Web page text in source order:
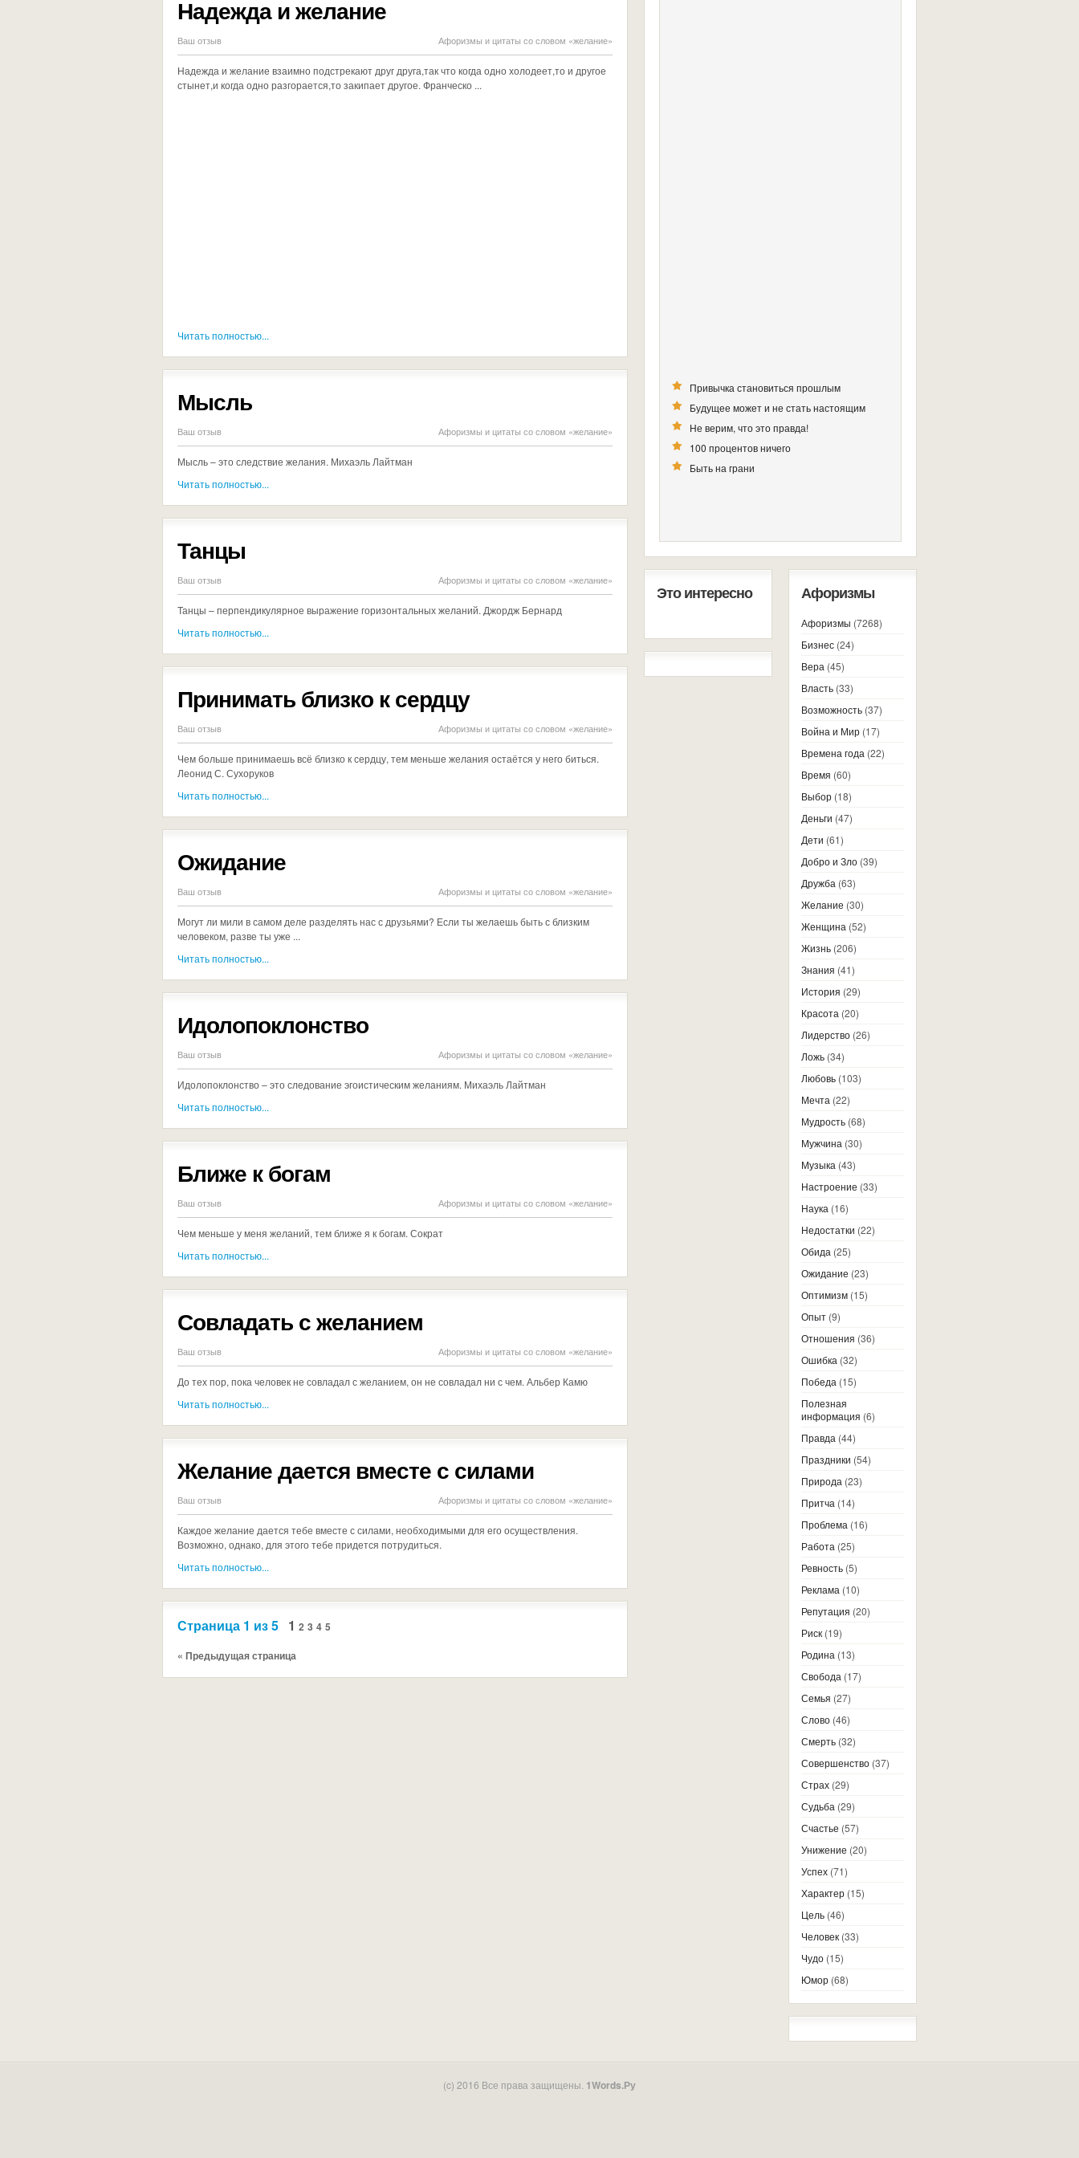
Надежда и желание
Ваш отзыв Афоризмы и цитаты со словом «желание»
Надежда и желание взаимно подстрекают друг друга,так что когда одно холодеет,то и другое
стынет,и когда одно разгорается,то закипает другое. Франческо ...
Читать полностью...
Мысль
Ваш отзыв Афоризмы и цитаты со словом «желание»
Мысль – это следствие желания. Михаэль Лайтман
Читать полностью...
Танцы
Ваш отзыв Афоризмы и цитаты со словом «желание»
Танцы – перпендикулярное выражение горизонтальных желаний. Джордж Бернард
Читать полностью...
Принимать близко к сердцу
Ваш отзыв Афоризмы и цитаты со словом «желание»
Чем больше принимаешь всё близко к сердцу, тем меньше желания остаётся у него биться.
Леонид С. Сухоруков
Читать полностью...
Ожидание
Ваш отзыв Афоризмы и цитаты со словом «желание»
Могут ли мили в самом деле разделять нас с друзьями? Если ты желаешь быть с близким
человеком, разве ты уже ...
Читать полностью...
Идолопоклонство
Ваш отзыв Афоризмы и цитаты со словом «желание»
Идолопоклонство – это следование эгоистическим желаниям. Михаэль Лайтман
Читать полностью...
Ближе к богам
Ваш отзыв Афоризмы и цитаты со словом «желание»
Чем меньше у меня желаний, тем ближе я к богам. Сократ
Читать полностью...
Совладать с желанием
Ваш отзыв Афоризмы и цитаты со словом «желание»
До тех пор, пока человек не совладал с желанием, он не совладал ни с чем. Альбер Камю
Читать полностью...
Желание дается вместе с силами
Ваш отзыв Афоризмы и цитаты со словом «желание»
Каждое желание дается тебе вместе с силами, необходимыми для его осуществления.
Возможно, однако, для этого тебе придется потрудиться.
Читать полностью...
Страница 1 из 5 1 2 3 4 5
« Предыдущая страница
Привычка становиться прошлым
Будущее может и не стать настоящим
Не верим, что это правда!
100 процентов ничего
Быть на грани
Это интересно Афоризмы
Афоризмы (7268)
Бизнес (24)
Вера (45)
Власть (33)
Возможность (37)
Война и Мир (17)
Времена года (22)
Время (60)
Выбор (18)
Деньги (47)
Дети (61)
Добро и Зло (39)
Дружба (63)
Желание (30)
Женщина (52)
Жизнь (206)
Знания (41)
История (29)
Красота (20)
Лидерство (26)
Ложь (34)
Любовь (103)
Мечта (22)
Мудрость (68)
Мужчина (30)
Музыка (43)
Настроение (33)
Наука (16)
Недостатки (22)
Обида (25)
Ожидание (23)
Оптимизм (15)
Опыт (9)
Отношения (36)
Ошибка (32)
Победа (15)
Полезная
информация (6)
Правда (44)
Праздники (54)
Природа (23)
Притча (14)
Проблема (16)
Работа (25)
Ревность (5)
Реклама (10)
Репутация (20)
Риск (19)
Родина (13)
Свобода (17)
Семья (27)
Слово (46)
Смерть (32)
Совершенство (37)
Страх (29)
Судьба (29)
Счастье (57)
Унижение (20)
Успех (71)
Характер (15)
Цель (46)
Человек (33)
Чудо (15)
Юмор (68)
(c) 2016 Все права защищены. 1Words.Ру